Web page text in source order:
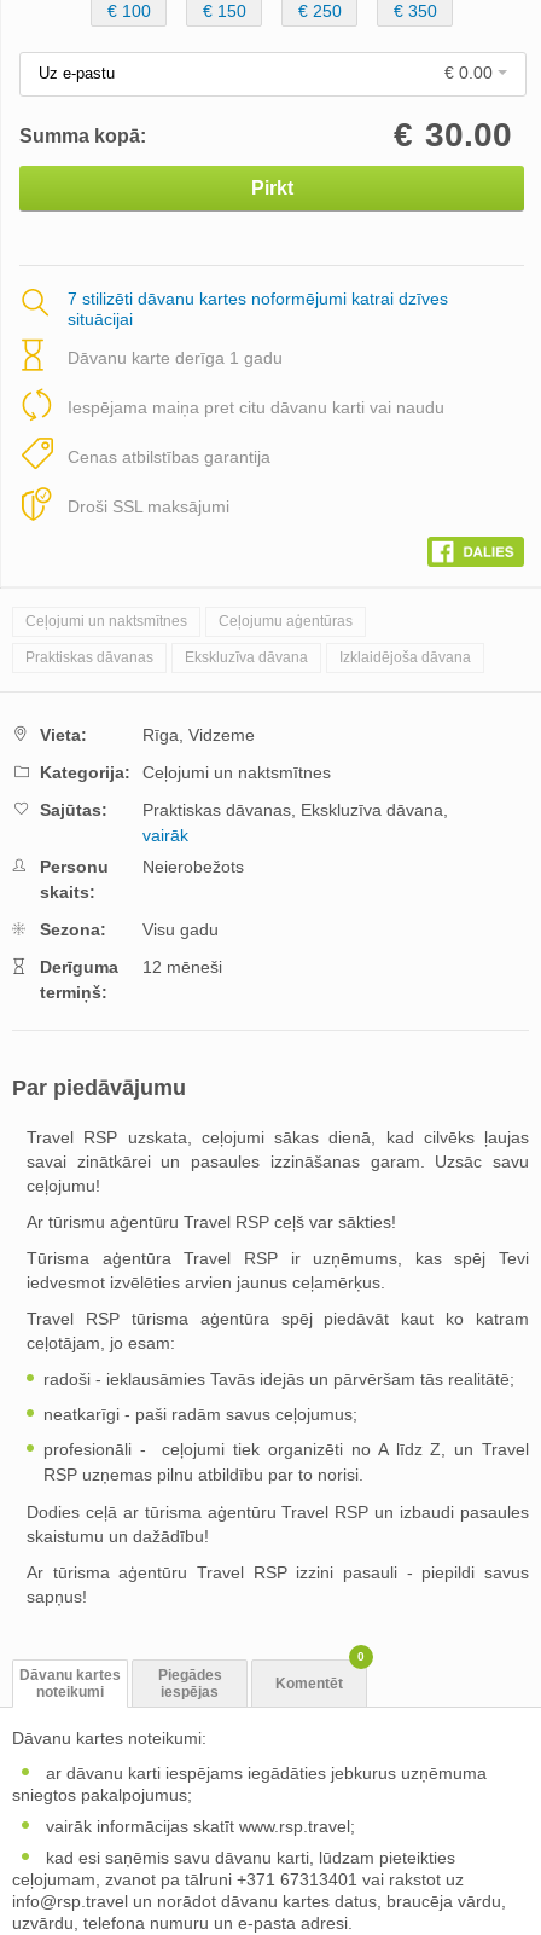
€ 100
€ 150 € 250 € 350
Uz e-pastu € 0.00
Summa kopā: 30.00
€
Pirkt
7 stilizēti dāvanu kartes noformējumi katrai dzīves
situācijai
Dāvanu karte derīga 1 gadu
Iespējama maiņa pret citu dāvanu karti vai naudu
Cenas atbilstības garantija
Droši SSL maksājumi
Ceļojumi un naktsmītnes Ceļojumu aģentūras
Praktiskas dāvanas Ekskluzīva dāvana Izklaidējoša dāvana
Vieta: Rīga, Vidzeme
Kategorija:
Ceļojumi un naktsmītnes
Sajūtas:
Praktiskas dāvanas, Ekskluzīva dāvana,
vairāk
Personu
skaits:
Neierobežots
Sezona:
Visu gadu
Derīguma
termiņš:
12 mēneši
Par piedāvājumu
Travel RSP uzskata, ceļojumi sākas dienā, kad cilvēks ļaujas
savai zinātkārei un pasaules izzināšanas garam. Uzsāc savu
ceļojumu!
Ar tūrismu aģentūru Travel RSP ceļš var sākties!
Tūrisma aģentūra Travel RSP ir uzņēmums, kas spēj Tevi
iedvesmot izvēlēties arvien jaunus ceļamērķus.
Travel RSP tūrisma aģentūra spēj piedāvāt kaut ko katram
ceļotājam, jo esam:
radoši - ieklausāmies Tavās idejās un pārvēršam tās realitātē;
neatkarīgi - paši radām savus ceļojumus;
profesionāli - ceļojumi tiek organizēti no A līdz Z, un Travel
RSP uzņemas pilnu atbildību par to norisi.
Dodies ceļā ar tūrisma aģentūru Travel RSP un izbaudi pasaules
skaistumu un dažādību!
Ar tūrisma aģentūru Travel RSP izzini pasauli - piepildi savus
sapņus!
Dāvanu kartes
noteikumi
Piegādes
iespējas
Komentēt
0
Dāvanu kartes noteikumi:
ar dāvanu karti iespējams iegādāties jebkurus uzņēmuma
sniegtos pakalpojumus;
vairāk informācijas skatīt www.rsp.travel;
kad esi saņēmis savu dāvanu karti, lūdzam pieteikties
ceļojumam, zvanot pa tālruni +371 67313401 vai rakstot uz
info@rsp.travel un norādot dāvanu kartes datus, braucēja vārdu,
uzvārdu, telefona numuru un e-pasta adresi.